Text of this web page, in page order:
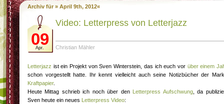
Archiv für » April 9th, 2012«
09
Apr.
Video: Letterpress von Letterjazz
Christian Mähler
Letterjazz ist ein Projekt von Sven Winterstein, das ich euch vor über einem
schon vorgestellt hatte. Ihr kennt vielleicht auch seine Notizbücher der
Kraftpapier.
Heute Mittag schrieb ich noch über den Letterpress Aufschwung , da
Sven heute ein neues Letterpress Video: